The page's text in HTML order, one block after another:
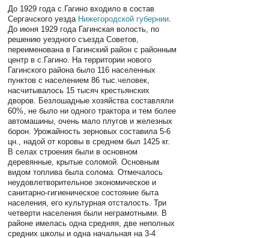
До 1929 года с.Гагино входило в состав
Сергачского уезда Нижегородской губернии
До июня 1929 года Гагинская волость, по
решению уездного съезда Советов,
переименована в Гагинский район с районным
центр в с.Гагино. На территории нового
Гагинского района было 116 населенных
пунктов с населением 86 тыс.человек,
насчитывалось 15 тысяч крестьянских
дворов. Безлошадные хозяйства составляли
60%, не было ни одного трактора и тем более
автомашины, очень мало плугов и железных
борон. Урожайность зерновых составила 5-6
цн., надой от коровы в среднем был 1425 кг.
В селах строения были в основном
деревянные, крытые соломой. Основным
видом топлива была солома. Отмечалось
неудовлетворительное экономическое и
санитарно-гигиеническое состояние быта
населения, его культурная отсталость. Три
четверти населения были неграмотными. В
районе имелась одна средняя, две неполных
средних школы и одна начальная на 3-4